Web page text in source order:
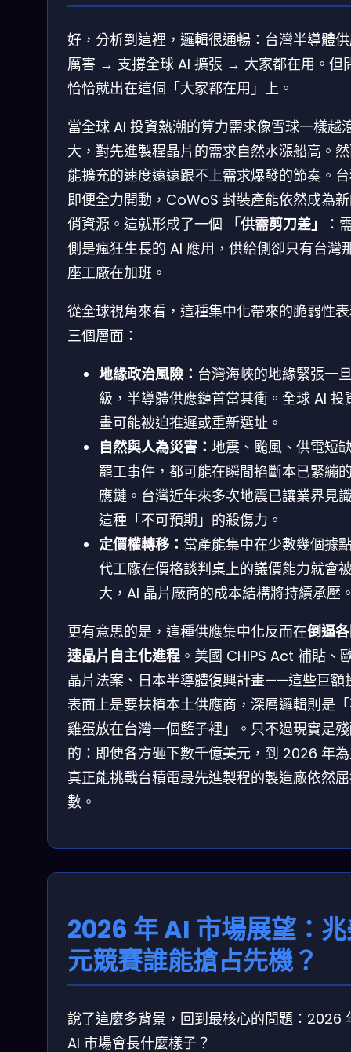
好，分析到這裡，邏輯很通暢：台灣半導體
厲害 → 支撐全球 AI 擴張 → 大家都在用。但
恰恰就出在這個「大家都在用」上。
當全球 AI 投資熱潮的算力需求像雪球一樣越
大，對先進製程晶片的需求自然水漲船高。
能擴充的速度遠遠跟不上需求爆發的節奏。
即便全力開動，CoWoS 封裝產能依然成為
俏資源。這就形成了一個
「供需剪刀差」
：
側是瘋狂生長的 AI 應用，供給側卻只有台灣
座工廠在加班。
從全球視角來看，這種集中化帶來的脆弱性
三個層面：
地緣政治風險： 台灣海峽的地緣緊張一
級，半導體供應鏈首當其衝。全球 AI 投
畫可能被迫推遲或重新選址。
自然與人為災害： 地震、颱風、供電短
罷工事件，都可能在瞬間掐斷本已緊繃
應鏈。台灣近年來多次地震已讓業界見
這種「不可預期」的殺傷力。
定價權轉移： 當產能集中在少數幾個據
代工廠在價格談判桌上的議價能力就會
大，AI 晶片廠商的成本結構將持續承壓
更有意思的是，這種供應集中化反而在倒逼
速晶片自主化進程 。美國 CHIPS Act 補貼、
晶片法案、日本半導體復興計畫——這些巨額
表面上是要扶植本土供應商，深層邏輯則是
雞蛋放在台灣一個籃子裡」。只不過現實是
的：即便各方砸下數千億美元，到 2026 年
真正能挑戰台積電最先進製程的製造廠依然
數。
2026 年 AI 市場展望：
元競賽誰能搶占先機？
說了這麼多背景，回到最核心的問題：2026
AI 市場會長什麼樣子？